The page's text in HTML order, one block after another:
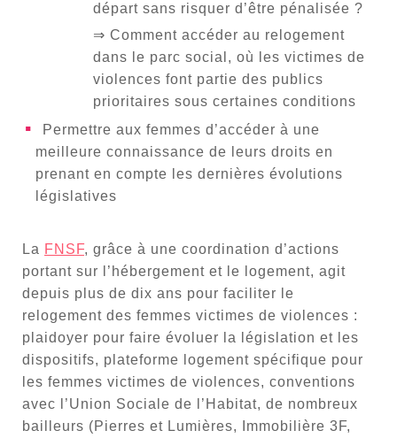
départ sans risquer d’être pénalisée ?
⇒ Comment accéder au relogement
dans le parc social, où les victimes de
violences font partie des publics
prioritaires sous certaines conditions
Permettre aux femmes d’accéder à une
meilleure connaissance de leurs droits en
prenant en compte les dernières évolutions
législatives
La FNSF, grâce à une coordination d’actions
portant sur l’hébergement et le logement, agit
depuis plus de dix ans pour faciliter le
relogement des femmes victimes de violences :
plaidoyer pour faire évoluer la législation et les
dispositifs, plateforme logement spécifique pour
les femmes victimes de violences, conventions
avec l’Union Sociale de l’Habitat, de nombreux
bailleurs (Pierres et Lumières, Immobilière 3F,